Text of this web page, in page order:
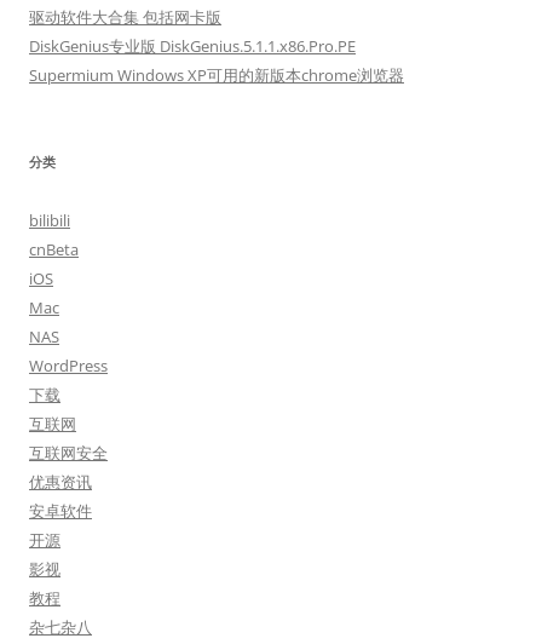
驱动软件大合集 包括网卡版
DiskGenius专业版 DiskGenius.5.1.1.x86.Pro.PE
Supermium Windows XP可用的新版本chrome浏览器
分类
bilibili
cnBeta
iOS
Mac
NAS
WordPress
下载
互联网
互联网安全
优惠资讯
安卓软件
开源
影视
教程
杂七杂八